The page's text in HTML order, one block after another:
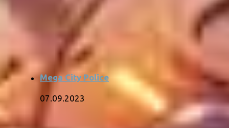
Mega City Police
07.09.2023